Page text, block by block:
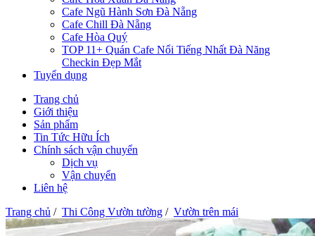
Cafe Ngũ Hành Sơn Đà Nẵng
Cafe Chill Đà Nẵng
Cafe Hòa Quý
TOP 11+ Quán Cafe Nổi Tiếng Nhất Đà Năng
Checkin Đẹp Mắt
Tuyển dụng
Trang chủ
Giới thiệu
Sản phẩm
Tin Tức Hữu Ích
Chính sách vận chuyển
Dịch vụ
Vận chuyển
Liên hệ
Trang chủ / Thi Công Vườn tường / Vườn trên mái